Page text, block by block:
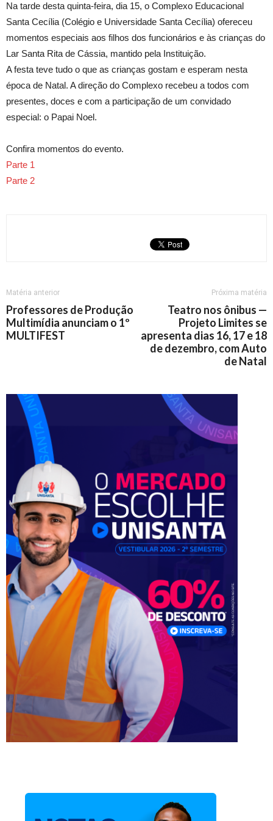
Na tarde desta quinta-feira, dia 15, o Complexo Educacional
Santa Cecília (Colégio e Universidade Santa Cecília) ofereceu
momentos especiais aos filhos dos funcionários e às crianças do
Lar Santa Rita de Cássia, mantido pela Instituição.
A festa teve tudo o que as crianças gostam e esperam nesta
época de Natal. A direção do Complexo recebeu a todos com
presentes, doces e com a participação de um convidado
especial: o Papai Noel.
Confira momentos do evento.
Parte 1
Parte 2
Matéria anterior
Professores de Produção
Multimídia anunciam o 1º
MULTIFEST
Próxima matéria
Teatro nos ônibus —
Projeto Limites se
apresenta dias 16, 17 e 18
de dezembro, com Auto
de Natal